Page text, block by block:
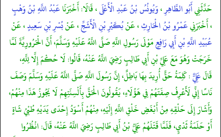
حَدَّثَنِيأَبُو الطَّاهِرِ،وَيُونُسُ بْنُ عَبْدِ الْأَعْلَى، قَالَا: أَخْبَرَنَاعَبْدُ اللَّهِ بْنُ وَهْبٍ
، أَخْبَرَنِيعَمْرُو بْنُ الْحَارِثِ، عَنْبُكَيْرِ بْنِ الْأَشَجِّ، عَنْبُسْرِ بْنِ سَعِيدٍ، عَنْ
عُبَيْدِ اللَّهِ بْنِ أَبِي رَافِعٍمَوْلَى رَسُولِ اللَّهِ صَلَّى اللَّهُ عَلَيْهِ وَسَلَّمَ، أَنَّ الْحَرُورِيَّةَ لَمَّا
خَرَجَتْ وَهُوَ مَعَ عَلِيِّ بْنِ أَبِي طَالِبٍ رَضِيَ اللَّهُ عَنْهُ، قَالُوا: لَا حُكْمَ إِلَّا لِلَّهِ،
قَالَعَلِيٌّ: كَلِمَةُ حَقٍّ أُرِيدَ بِهَا بَاطِلٌ، إِنَّ رَسُولَ اللَّهِ صَلَّى اللَّهُ عَلَيْهِ وَسَلَّمَ وَصَفَ
نَاسًا إِنِّي لَأَعْرِفُ صِفَتَهُمْ فِي هَؤُلَاءِ، يَقُولُونَ الْحَقَّ بِأَلْسِنَتِهِمْ لَا يَجُوزُ هَذَا مِنْهُمْ،
وَأَشَارَ إِلَى حَلْقِهِ مِنْ أَبْغَضِ خَلْقِ اللَّهِ إِلَيْهِ، مِنْهُمْ أَسْوَدُ إِحْدَى يَدَيْهِ طُبْيُ شَاةٍ
أَوْ حَلَمَةُ ثَدْيٍ، فَلَمَّا قَتَلَهُمْ عَلِيُّ بْنُ أَبِي طَالِبٍ رَضِيَ اللَّهُ عَنْهُ، قَالَ: انْظُرُوا